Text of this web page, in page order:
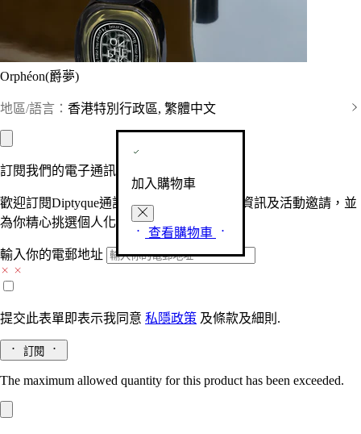
Orphéon(爵夢)
地區/語言： 香港特別行政區, 繁體中文
加入購物車
查看購物車
訂閱我們的電子通訊
歡迎訂閱Diptyque通訊，接收品牌最新產品資訊及活動邀請，並
為你精心挑選個人化的驚喜及禮物。
輸入你的電郵地址
提交此表單即表示我同意 私隱政策 及條款及細則.
訂閱
The maximum allowed quantity for this product has been exceeded.